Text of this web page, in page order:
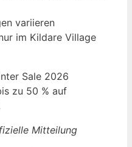
variieren
im Kildare Village
Sale 2026
zu 50 % auf
Mitteilung